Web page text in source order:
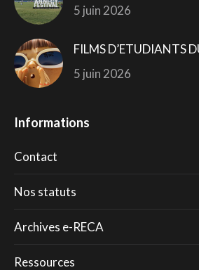
5 juin 2026
FILMS D’ETUDIANTS
5 juin 2026
Informations
Contact
Nos statuts
Archives e-RECA
Ressources